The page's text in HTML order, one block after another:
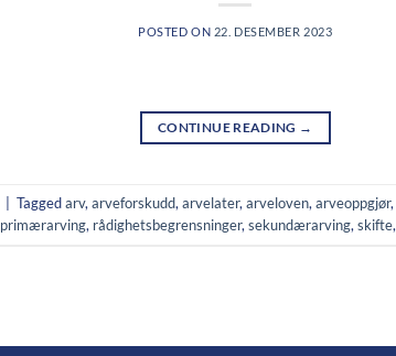
POSTED ON 22. DESEMBER 2023
CONTINUE READING →
Taggedarv, arveforskudd, arvelater, arveloven, arveoppgjør,
primærarving, rådighetsbegrensninger, sekundærarving, skifte,